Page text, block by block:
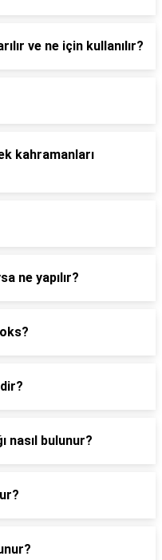
ve ne için kullanılır?
kahramanları
ne yapılır?
nasıl bulunur?